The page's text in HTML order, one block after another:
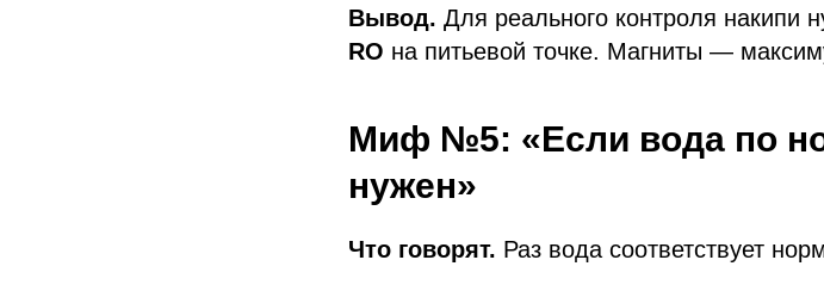
Вывод. Для реального контроля накипи
RO на питьевой точке. Магниты —
Миф №5: «Если вода по
нужен»
Что говорят. Раз вода соответствует